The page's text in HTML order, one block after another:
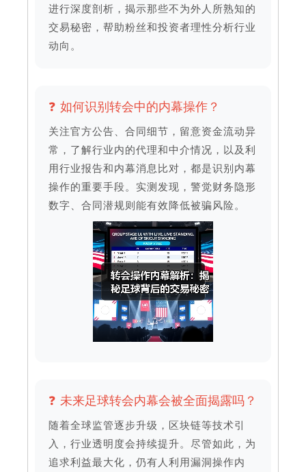
进行深度剖析，揭示那些不为外人所熟知的
交易秘密，帮助粉丝和投资者理性分析行业
动向。
❓ 如何识别转会中的内幕操作？
关注官方公告、合同细节，留意资金流动异
常，了解行业内的代理和中介情况，以及利
用行业报告和内幕消息比对，都是识别内幕
操作的重要手段。实测发现，警觉财务隐形
数字、合同潜规则能有效降低被骗风险。
❓ 未来足球转会内幕会被全面揭露吗？
随着全球监管逐步升级，区块链等技术引
入，行业透明度会持续提升。尽管如此，为
追求利益最大化，仍有人利用漏洞操作内